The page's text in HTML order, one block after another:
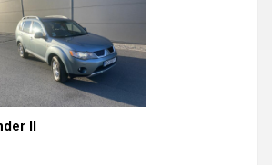
II